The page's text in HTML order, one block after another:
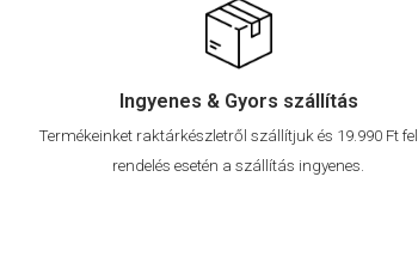
Ingyenes & Gyors szállítás
Termékeinket raktárkészletről szállítjuk és 19.990 Ft
rendelés esetén a szállítás ingyenes.